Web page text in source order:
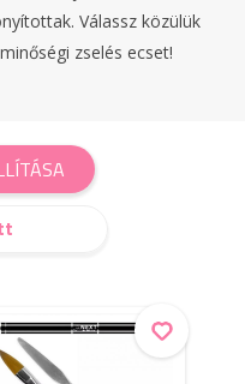
Válassz közülük
zselés ecset!